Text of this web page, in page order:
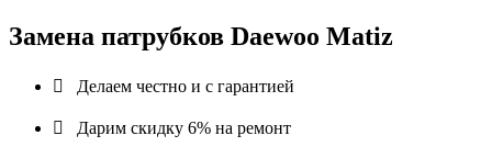
Замена патрубков Daewoo Matiz
 Делаем честно и с гарантией
 Дарим скидку 6% на ремонт